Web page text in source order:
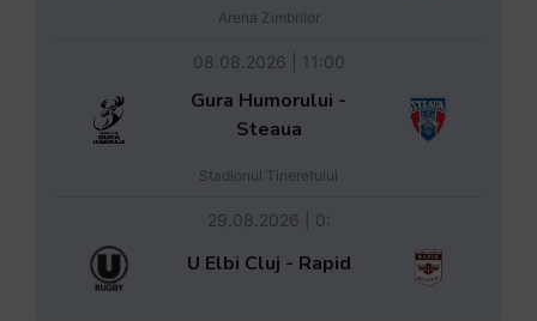
Arena Zimbrilor
08.08.2026 | 11:00
Gura Humorului -
Steaua
Stadionul Tineretului
29.08.2026 | 0:
U Elbi Cluj - Rapid